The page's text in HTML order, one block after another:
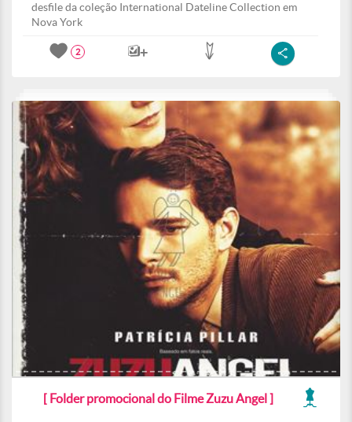
desfile da coleção International Dateline Collection em
Nova York
2
[ Folder promocional do Filme Zuzu Angel ]